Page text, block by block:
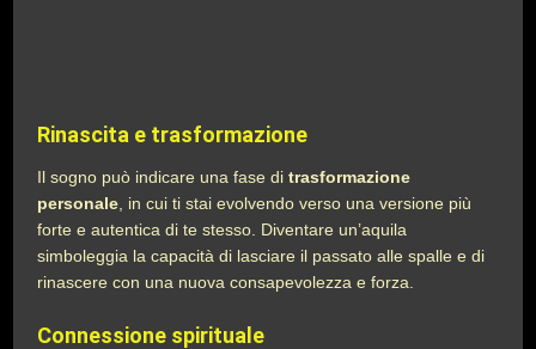
Rinascita e trasformazione
Il sogno può indicare una fase ditrasformazione
personale , in cui ti stai evolvendo verso una versione più
forte e autentica di te stesso. Diventare un’aquila
simboleggia la capacità di lasciare il passato alle spalle e di
rinascere con una nuova consapevolezza e forza.
Connessione spirituale